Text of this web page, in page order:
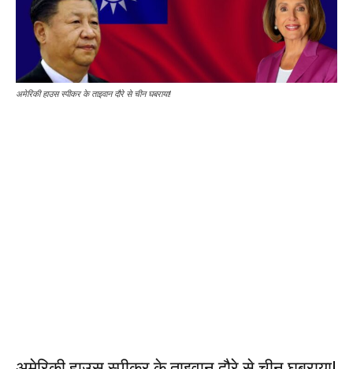
अमेरिकी हाउस स्पीकर के ताइवान दौरे से चीन घबराया!